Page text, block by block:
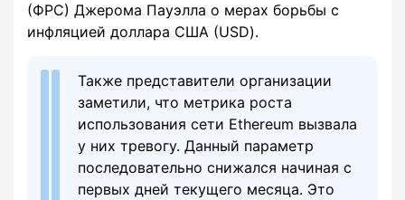
(ФРС) Джерома Пауэлла о мерах борьбы с
инфляцией доллара США (USD).
Также представители организации
заметили, что метрика роста
использования сети Ethereum вызвала
у них тревогу. Данный параметр
последовательно снижался начиная с
первых дней текущего месяца. Это